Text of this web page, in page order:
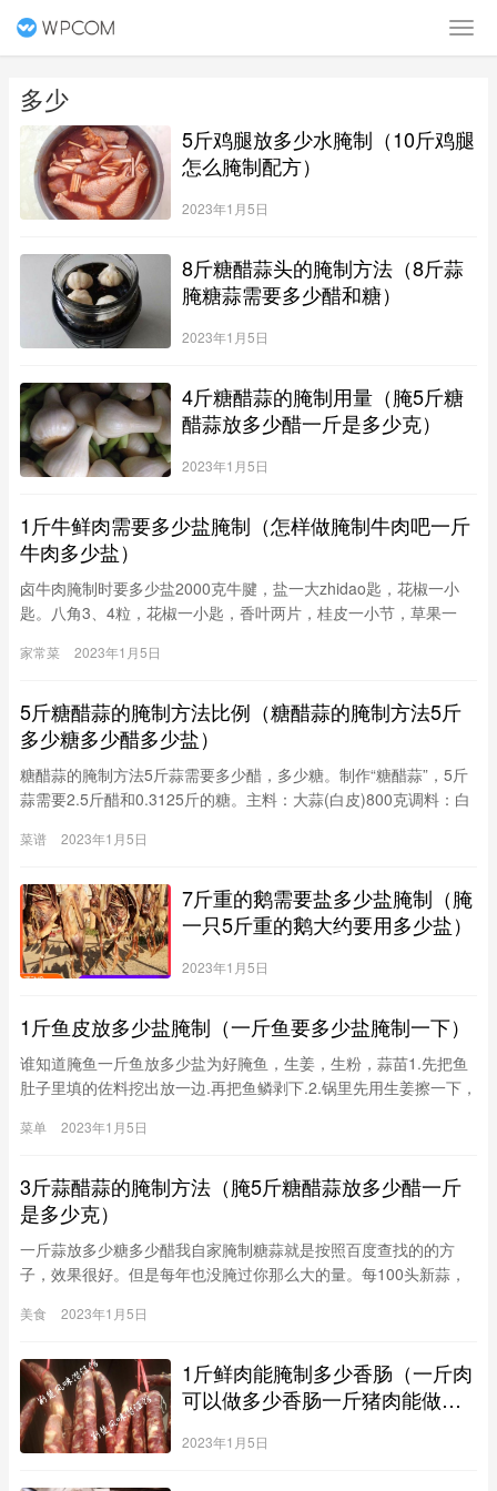
多少
5斤鸡腿放多少水腌制（10斤鸡腿
怎么腌制配方）
2023年1月5日
8斤糖醋蒜头的腌制方法（8斤蒜
腌糖蒜需要多少醋和糖）
2023年1月5日
4斤糖醋蒜的腌制用量（腌5斤糖
醋蒜放多少醋一斤是多少克）
2023年1月5日
1斤牛鲜肉需要多少盐腌制（怎样做腌制牛肉吧一斤
牛肉多少盐）
卤牛肉腌制时要多少盐2000克牛腱，盐一大zhidao匙，花椒一小
匙。八角3、4粒，花椒一小匙，香叶两片，桂皮一小节，草果一
用），冰糖数粒。香料包里还可再加小茴香、大茴香、丁香、砂仁
一股股的小肉块，便于入味。不用洗。小火炒香花椒和盐，盐变黄
就好了（不
家常菜 2023年1月5日
5斤糖醋蒜的腌制方法比例（糖醋蒜的腌制方法5斤
多少糖多少醋多少盐）
糖醋蒜的腌制方法5斤蒜需要多少醋，多少糖。制作“糖醋蒜”，5斤
蒜需要2.5斤醋和0.3125斤的糖。主料：大蒜(白皮)800克调料：白
梗适当去掉一部分，再剥掉两层表皮，放入清水里浸泡7天，每天
糖、醋、酱油、花椒调成汁，浇入蒜坛内，盖严盖，30天左右即
成。≮美食原料≯
菜谱 2023年1月5日
7斤重的鹅需要盐多少盐腌制（腌
一只5斤重的鹅大约要用多少盐）
2023年1月5日
1斤鱼皮放多少盐腌制（一斤鱼要多少盐腌制一下）
谁知道腌鱼一斤鱼放多少盐为好腌鱼，生姜，生粉，蒜苗1.先把鱼
肚子里填的佐料挖出放一边.再把鱼鳞剥下.2.锅里先用生姜擦一下，
过腌制过的，鱼皮真的特别难煎.煎了三条一条都没好的.表面
菜单 2023年1月5日
3斤蒜醋蒜的腌制方法（腌5斤糖醋蒜放多少醋一斤
是多少克）
一斤蒜放多少糖多少醋我自家腌制糖蒜就是按照百度查找的的方
子，效果很好。但是每年也没腌过你那么大的量。每100头新蒜，
醋8两糖（也可以根据自己的口
美食 2023年1月5日
1斤鲜肉能腌制多少香肠（一斤肉
可以做多少香肠一斤猪肉能做多
2023年1月5日